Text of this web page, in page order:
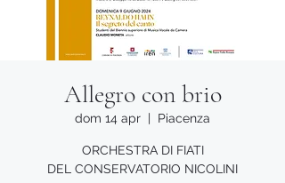
Allegro con brio
dom 14 apr
  |
Piacenza
ORCHESTRA DI FIATI
DEL CONSERVATORIO NICOLINI